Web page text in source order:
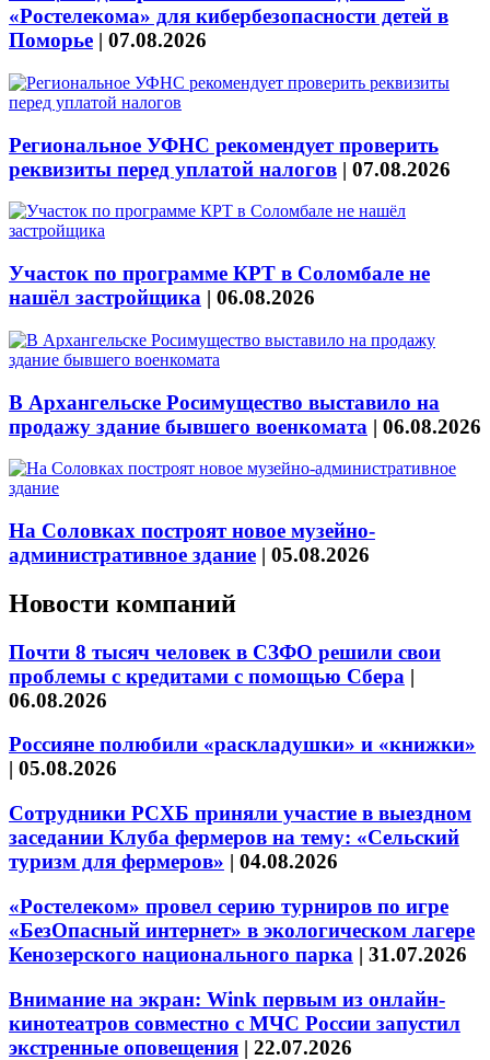
«Ростелекома» для кибербезопасности детей в
Поморье | 07.08.2026
Региональное УФНС рекомендует проверить
реквизиты перед уплатой налогов | 07.08.2026
Участок по программе КРТ в Соломбале не
нашёл застройщика | 06.08.2026
В Архангельске Росимущество выставило на
продажу здание бывшего военкомата | 06.08.2026
На Соловках построят новое музейно-
административное здание | 05.08.2026
Новости компаний
Почти 8 тысяч человек в СЗФО решили свои
проблемы с кредитами с помощью Сбера |
06.08.2026
Россияне полюбили «раскладушки» и «книжки»
| 05.08.2026
Сотрудники РСХБ приняли участие в выездном
заседании Клуба фермеров на тему: «Сельский
туризм для фермеров» | 04.08.2026
«Ростелеком» провел серию турниров по игре
«БезОпасный интернет» в экологическом лагере
Кенозерского национального парка | 31.07.2026
Внимание на экран: Wink первым из онлайн-
кинотеатров совместно с МЧС России запустил
экстренные оповещения | 22.07.2026